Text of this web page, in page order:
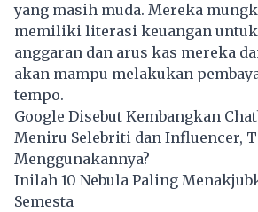
yang masih muda. Mereka
memiliki literasi keuangan
anggaran dan arus kas mereka
akan mampu melakukan
tempo.
Google Disebut Kembangkan
Meniru Selebriti dan Influencer,
Menggunakannya?
Inilah 10 Nebula Paling
Semesta